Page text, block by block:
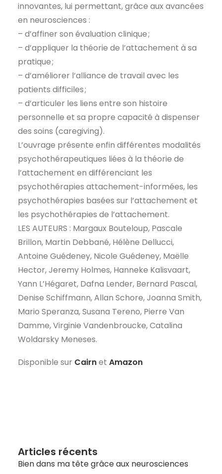
innovantes, lui permettant, grâce aux avancées
en neurosciences :
– d’affiner son évaluation clinique ;
– d’appliquer la théorie de l’attachement à sa
pratique ;
– d’améliorer l’alliance de travail avec les
patients difficiles ;
– d’articuler les liens entre son histoire
personnelle et sa propre capacité à dispenser
des soins (caregiving).
L’ouvrage présente enfin différentes modalités
psychothérapeutiques liées à la théorie de
l’attachement en différenciant les
psychothérapies attachement-informées, les
psychothérapies basées sur l’attachement et
les psychothérapies de l’attachement.
LES AUTEURS : Margaux Bouteloup, Pascale
Brillon, Martin Debbané, Hélène Dellucci,
Antoine Guédeney, Nicole Guédeney, Maëlle
Hector, Jeremy Holmes, Hanneke Kalisvaart,
Yann L’Hégaret, Dafna Lender, Bernard Pascal,
Denise Schiffmann, Allan Schore, Joanna Smith,
Mario Speranza, Susana Tereno, Pierre Van
Damme, Virginie Vandenbroucke, Catalina
Woldarsky Meneses.
Disponible sur Cairnet Amazon
Articles récents
Bien dans ma tête grâce aux neurosciences